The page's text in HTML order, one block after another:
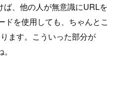
ば、他の人が無意識にURLを
ドを使用しても、ちゃんとこ
ます。こういった部分が